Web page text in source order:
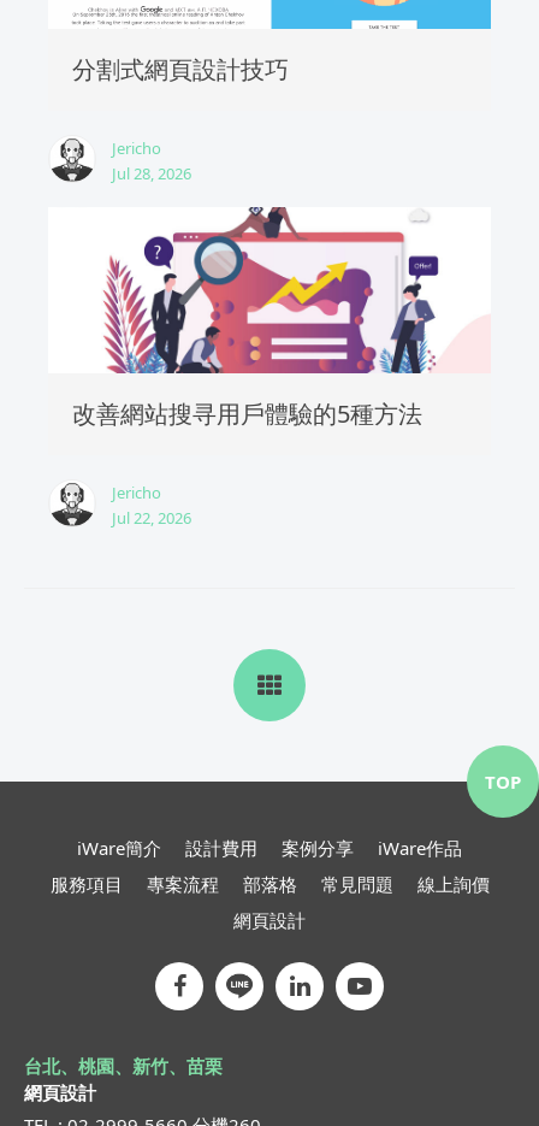
分割式網頁設計技巧
Jericho
Jul 28, 2026
改善網站搜寻用戶體驗的5種方法
Jericho
Jul 22, 2026
iWare簡介 設計費用 案例分享
iWare作品
服務項目
專案流程 部落格 常見問題
線上詢價
網頁設計
台北、桃園、新竹、苗栗
網頁設計
TOP